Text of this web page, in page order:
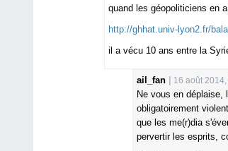
quand les géopoliticiens en
http://ghhat.univ-lyon2.fr/
il a vécu 10 ans entre la
ail_fan 16 août
Ne vous en déplaise,
obligatoirement
que les me(r)dia
pervertir les esprits,